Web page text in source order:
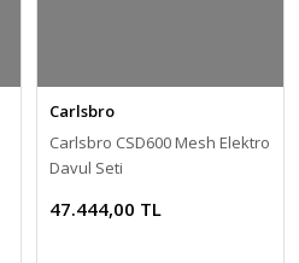
Carlsbro
Carlsbro CSD600 Mesh Elektro
Davul Seti
47.444,00 TL